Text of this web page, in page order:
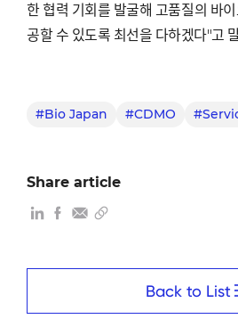
한 협력 기회를 발굴해 고품질의 바
공할 수 있도록 최선을 다하겠다"고
#Bio Japan #CDMO
Share article
Back to List